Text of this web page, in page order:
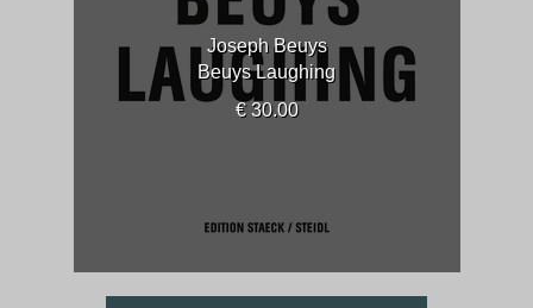
Joseph Beuys
Beuys Laughing
€ 30.00